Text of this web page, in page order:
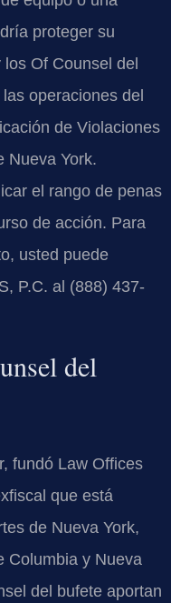
proteger su
Of Counsel del
operaciones del
de Violaciones
Nueva York.
el rango de penas
de acción. Para
usted puede
P.C. al (888) 437-
del
fundó Law Offices
que está
de Nueva York,
Columbia y Nueva
del bufete aportan